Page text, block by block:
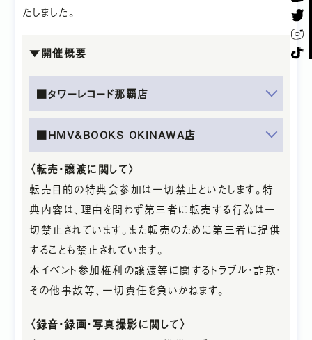
NEWS
SCHEDULE
PROFILE
RELEASE
NOTE
たしました。
▼開催概要
■タワーレコード那覇店
■HMV&BOOKS OKINAWA店
〈転売・譲渡に関して〉
転売目的の特典会参加は一切禁止といたします。特
典内容は、理由を問わず第三者に転売する行為は一
切禁止されています。また転売のために第三者に提供
することも禁止されています。
本イベント参加権利の譲渡等に関するトラブル・詐欺・
その他事故等、一切責任を負いかねます。
〈録音・録画・写真撮影に関して〉